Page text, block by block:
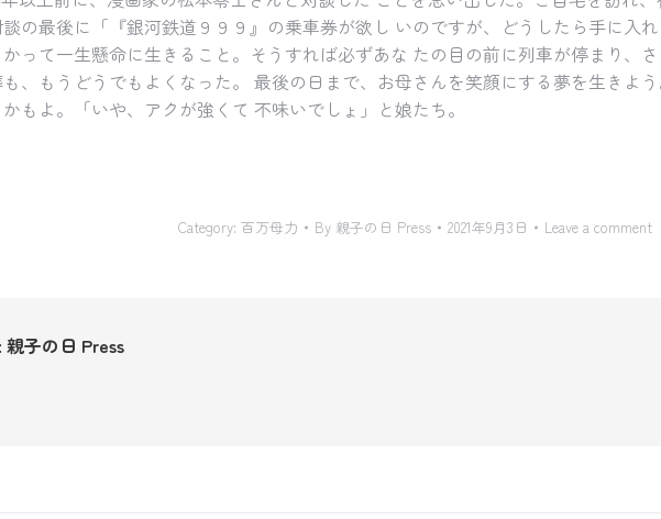
最後に「『銀河鉄道９９９』の乗車券が欲し いのですが、どうしたら手に入れ
かって一生懸命に生きること。そうすれば必ずあな たの目の前に列車が停まり、
もうどうでもよくなった。 最後の日まで、お母さんを笑顔にする夢を生きよ
もよ。「いや、アクが強くて 不味いでしょ」と娘たち。
Category: 百万母力 By 親子の日 Press 2021年9月3日 Leave a comment
親子の日 Press